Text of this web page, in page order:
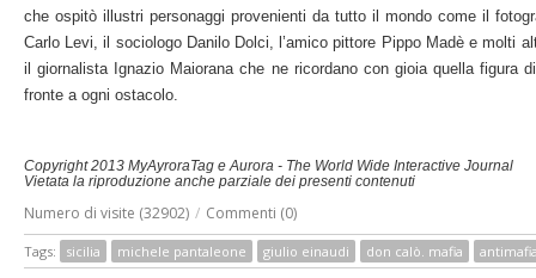
che ospitò illustri personaggi provenienti da tutto il mondo come il
Carlo Levi, il sociologo Danilo Dolci, l’amico pittore Pippo Madè e molti
il giornalista Ignazio Maiorana che ne ricordano con gioia quella figura
fronte a ogni ostacolo.
Copyright 2013 MyAyroraTag e Aurora - The World Wide Interactive Journal
Vietata la riproduzione anche parziale dei presenti contenuti
Numero di visite (32902) / Commenti (0)
Tags: sicilia michele pantaleone giulio einaudi don calò. mafia